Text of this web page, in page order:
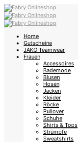
Home
Gutscheine
JAKO Teamwear
Frauen
Accessoires
Bademode
Blusen
Hosen
Jacken
Kleider
Röcke
Pullover
Schuhe
Shirts & Tops
Strümpfe
Sweatshirts